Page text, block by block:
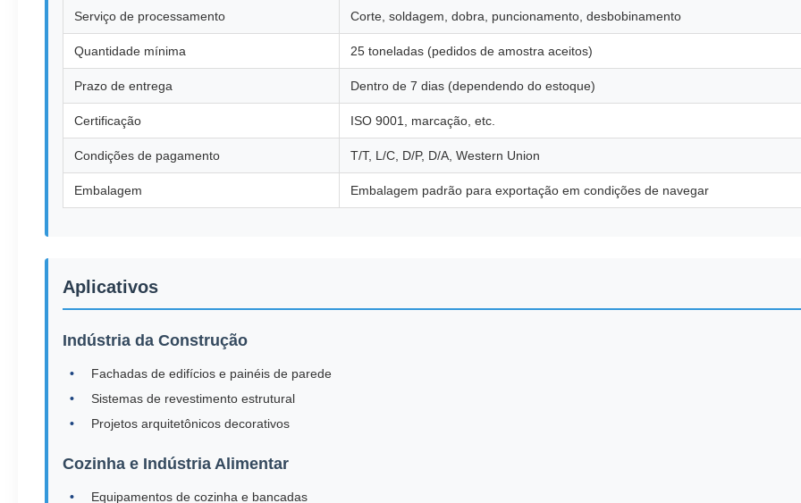
Serviço de processamento Corte, soldagem, dobra, puncionamento, desbobinamento
Quantidade mínima 25 toneladas (pedidos de amostra aceitos)
Prazo de entrega Dentro de 7 dias (dependendo do estoque)
Certificação ISO 9001, marcação, etc.
Condições de pagamento T/T, L/C, D/P, D/A, Western Union
Embalagem Embalagem padrão para exportação em condições de navegar
Aplicativos
Indústria da Construção
Fachadas de edifícios e painéis de parede
Sistemas de revestimento estrutural
Projetos arquitetônicos decorativos
Cozinha e Indústria Alimentar
Equipamentos de cozinha e bancadas